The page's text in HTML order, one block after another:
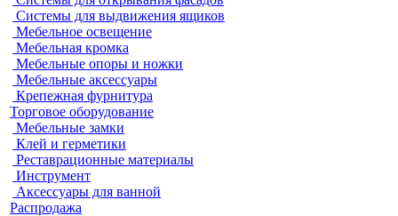
Системы для выдвижения ящиков
Мебельное освещение
Мебельная кромка
Мебельные опоры и ножки
Мебельные аксессуары
Крепежная фурнитура
Торговое оборудование
Мебельные замки
Клей и герметики
Реставрационные материалы
Инструмент
Аксессуары для ванной
Распродажа